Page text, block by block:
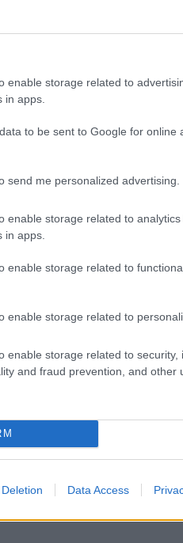
enable storage related to
in apps.
to be sent to Google for online
send me personalized advertising.
enable storage related to
in apps.
enable storage related to
enable storage related to
enable storage related to security,
and fraud prevention, and other
Data Access
Logindal menù del sito
video e le tue foto
7512
News